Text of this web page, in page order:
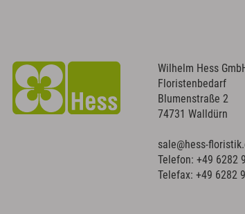
Wilhelm Hess
Floristenbedarf
Blumenstraße 2
74731 Walldürn
sale@hess-
Telefon: +49 6282
Telefax: +49 6282